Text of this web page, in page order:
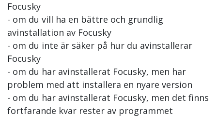
Focusky
- om du vill ha en bättre och grundlig
avinstallation av Focusky
- om du inte är säker på hur du avinstallerar
Focusky
- om du har avinstallerat Focusky, men har
problem med att installera en nyare version
- om du har avinstallerat Focusky, men det finns
fortfarande kvar rester av programmet